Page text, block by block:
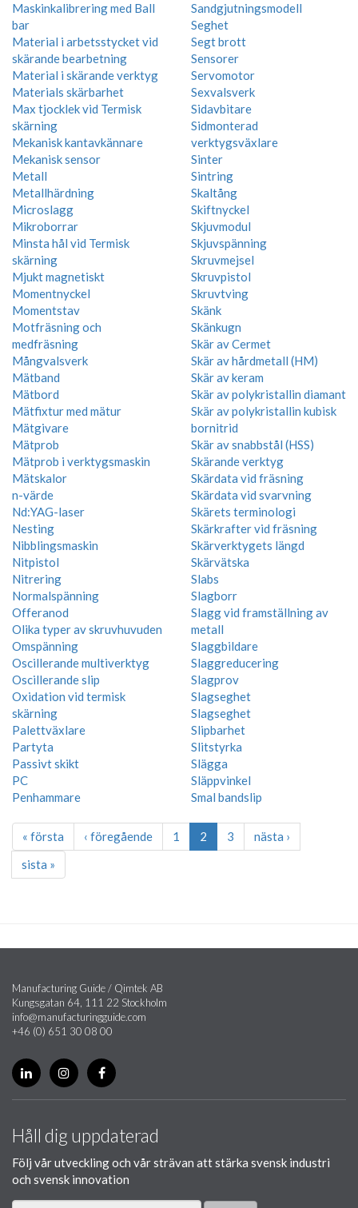
Maskinkalibrering med Ball
bar
Material i arbetsstycket vid
skärande bearbetning
Material i skärande verktyg
Materials skärbarhet
Max tjocklek vid Termisk
skärning
Mekanisk kantavkännare
Mekanisk sensor
Metall
Metallhärdning
Microslagg
Mikroborrar
Minsta hål vid Termisk
skärning
Mjukt magnetiskt
Momentnyckel
Momentstav
Motfräsning och
medfräsning
Mångvalsverk
Mätband
Mätbord
Mätfixtur med mätur
Mätgivare
Mätprob
Mätprob i verktygsmaskin
Mätskalor
n-värde
Nd:YAG-laser
Nesting
Nibblingsmaskin
Nitpistol
Nitrering
Normalspänning
Offeranod
Olika typer av skruvhuvuden
Omspänning
Oscillerande multiverktyg
Oscillerande slip
Oxidation vid termisk
skärning
Palettväxlare
Partyta
Passivt skikt
PC
Penhammare
Sandgjutningsmodell
Seghet
Segt brott
Sensorer
Servomotor
Sexvalsverk
Sidavbitare
Sidmonterad
verktygsväxlare
Sinter
Sintring
Skaltång
Skiftnyckel
Skjuvmodul
Skjuvspänning
Skruvmejsel
Skruvpistol
Skruvtving
Skänk
Skänkugn
Skär av Cermet
Skär av hårdmetall (HM)
Skär av keram
Skär av polykristallin diamant
Skär av polykristallin kubisk
bornitrid
Skär av snabbstål (HSS)
Skärande verktyg
Skärdata vid fräsning
Skärdata vid svarvning
Skärets terminologi
Skärkrafter vid fräsning
Skärverktygets längd
Skärvätska
Slabs
Slagborr
Slagg vid framställning av
metall
Slaggbildare
Slaggreducering
Slagprov
Slagseghet
Slagseghet
Slipbarhet
Slitstyrka
Slägga
Släppvinkel
Smal bandslip
« första ‹ föregående 1 2 3
nästa ›
sista »
Manufacturing Guide / Qimtek AB
Kungsgatan 64, 111 22 Stockholm
info@manufacturingguide.com
+46 (0) 651 30 08 00
Håll dig uppdaterad
Följ vår utveckling och vår strävan att stärka svensk industri
och svensk innovation